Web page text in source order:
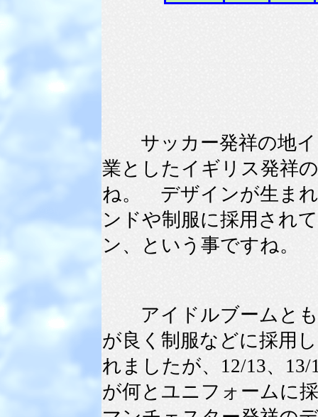
サッカー発祥の地イ
業としたイギリス発祥
ね。 デザインが生まれ
ンドや制服に採用され
ン、という事ですね。
アイドルブームとも
が良く制服などに採用
れましたが、12/13、
が何とユニフォームに